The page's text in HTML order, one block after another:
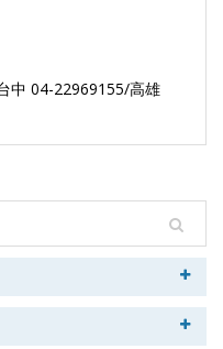
中 04-22969155/高雄